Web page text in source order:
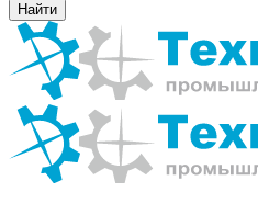
Найти